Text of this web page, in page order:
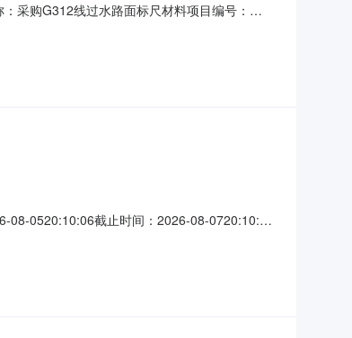
采购G312线过水路面标尺材料项目编号：
沙依巴克区乌
08-0520:10:06截止时间：2026-08-0720:10:06